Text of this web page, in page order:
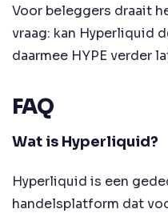
Voor beleggers draait
vraag: kan Hyperliquid
daarmee HYPE verder
FAQ
Wat is Hyperliquid?
Hyperliquid is een
handelsplatform dat